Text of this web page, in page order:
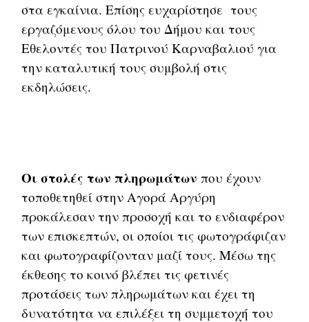
στα εγκαίνια. Επίσης ευχαρίστησε τους
εργαζόμενους όλου του Δήμου και τους
Εθελοντές του Πατρινού Καρναβαλιού για
την καταλυτική τους συμβολή στις
εκδηλώσεις.
Οι στολές των πληρωμάτων που έχουν
τοποθετηθεί στην Αγορά Αργύρη
προκάλεσαν την προσοχή και το ενδιαφέρον
των επισκεπτών, οι οποίοι τις φωτογράφιζαν
και φωτογραφίζονταν μαζί τους. Μέσω της
έκθεσης το κοινό βλέπει τις φετινές
προτάσεις των πληρωμάτων και έχει τη
δυνατότητα να επιλέξει τη συμμετοχή του